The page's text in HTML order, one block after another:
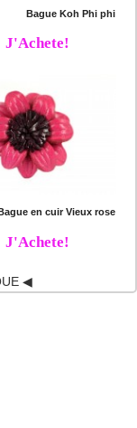
Bague Koh Phi phi
J'Achete!
Bague en cuir Vieux rose
J'Achete!
◀